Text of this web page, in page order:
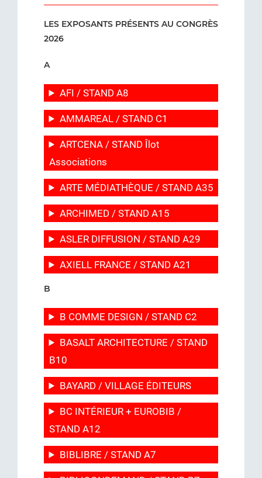
LES EXPOSANTS PRÉSENTS AU CONGRÈS
2026
A
AFI / STAND A8
AMMAREAL / STAND C1
ARTCENA / STAND Îlot
Associations
ARTE MÉDIATHÈQUE / STAND A35
ARCHIMED / STAND A15
ASLER DIFFUSION / STAND A29
AXIELL FRANCE / STAND A21
B
B COMME DESIGN / STAND C2
BASALT ARCHITECTURE / STAND
B10
BAYARD / VILLAGE ÉDITEURS
BC INTÉRIEUR + EUROBIB /
STAND A12
BIBLIBRE / STAND A7